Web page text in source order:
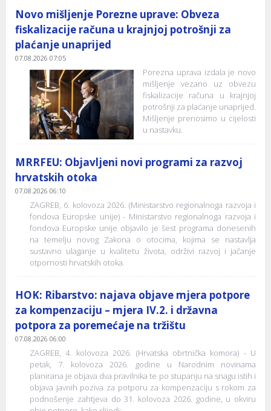
Novo mišljenje Porezne uprave: Obveza
fiskalizacije računa u krajnjoj potrošnji za
plaćanje unaprijed
07.08.2026 07:05
Porezna uprava izdala je novo
mišljenje vezano uz obvezu
fiskalizacije računa u krajnjoj
potrošnji za plaćanje unaprijed.
Mišljenje prenosimo u cijelosti
u nastavku.
MRRFEU: Objavljeni novi programi za razvoj
hrvatskih otoka
07.08.2026 06:10
ZAGREB, 6. kolovoza 2026. (Ministarstvo regionalnoga razvoja i
fondova Europske unije) - Ministarstvo regionalnoga razvoja i
fondova Europske unije objavilo je šest programa donesenih
na temelju novog Zakona o otocima, kojima se nastavlja
sustavno ulaganje u kvalitetu života, održivi razvoj i jačanje
otpornosti hrvatskih otoka.
HOK: Ribarstvo: najava objave mjera potpore
za kompenzaciju – mjera IV.2. i državna
potpora za poremećaje na tržištu
07.08.2026 06:00
ZAGREB, 4. kolovoza 2026. (Hrvatska obrtnička komora) - U
petak, 7. kolovoza 2026. godine u Narodnim novinama
planirana je objava dva pravilnika te po stupanju na snagu istih i
objava javnih poziva za potporu za kompenzaciju s rokom za
podnošenje zahtjeva do 31. kolovoza 2026. godine, u okviru